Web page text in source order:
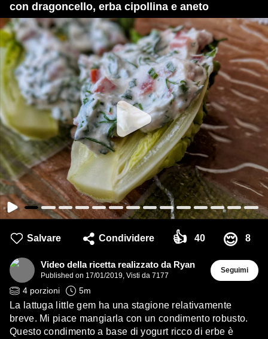
con dragoncello, erba cipollina e aneto
Salvare Condividere 👍 40 😌 8
Video della ricetta realizzato da Ryan
Published on 17/01/2019, Visti da 7177
Seguimi
4 porzioni 5m
La lattuga little gem ha una stagione relativamente
breve. Mi piace mangiarla con un condimento robusto.
Questo condimento a base di yogurt ricco di erbe è